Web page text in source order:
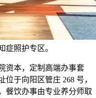
症照护专区。
本，定制高端办事套
于向阳区管庄 268 号，
餐饮办事由专业养分师取